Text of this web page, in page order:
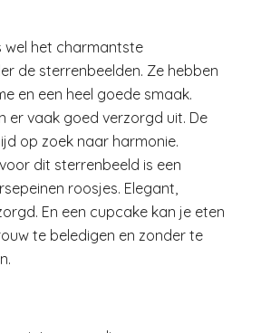
wel het charmantste
de sterrenbeelden. Ze hebben
en een heel goede smaak.
er vaak goed verzorgd uit. De
op zoek naar harmonie.
dit sterrenbeeld is een
roosjes. Elegant,
En een cupcake kan je eten
te beledigen en zonder te